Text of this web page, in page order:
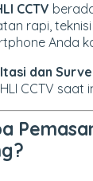
CCTV
rapi,
Anda
dan Survei
CCTV saat